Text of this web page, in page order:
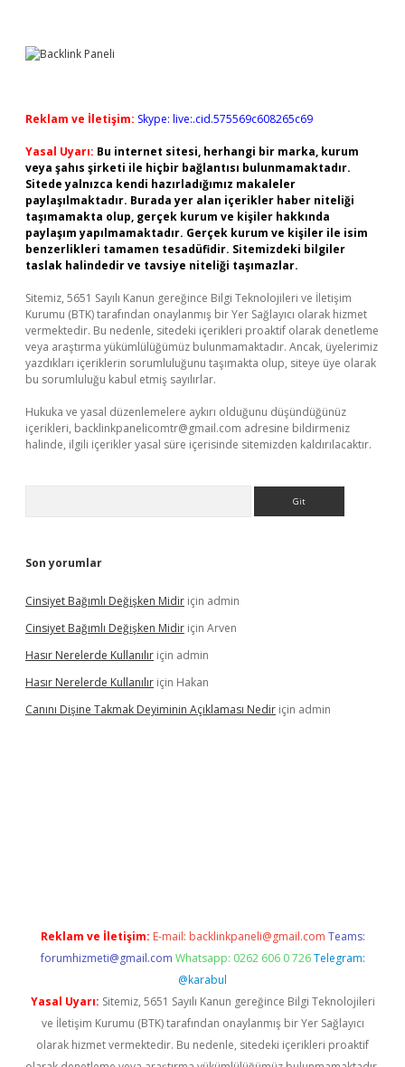
Reklam ve İletişim: Skype: live:.cid.575569c608265c69
Yasal Uyarı: Bu internet sitesi, herhangi bir marka, kurum
veya şahıs şirketi ile hiçbir bağlantısı bulunmamaktadır.
Sitede yalnızca kendi hazırladığımız makaleler
paylaşılmaktadır. Burada yer alan içerikler haber niteliği
taşımamakta olup, gerçek kurum ve kişiler hakkında
paylaşım yapılmamaktadır. Gerçek kurum ve kişiler ile isim
benzerlikleri tamamen tesadüfidir. Sitemizdeki bilgiler
taslak halindedir ve tavsiye niteliği taşımazlar.
Sitemiz, 5651 Sayılı Kanun gereğince Bilgi Teknolojileri ve İletişim
Kurumu (BTK) tarafından onaylanmış bir Yer Sağlayıcı olarak hizmet
vermektedir. Bu nedenle, sitedeki içerikleri proaktif olarak denetleme
veya araştırma yükümlülüğümüz bulunmamaktadır. Ancak, üyelerimiz
yazdıkları içeriklerin sorumluluğunu taşımakta olup, siteye üye olarak
bu sorumluluğu kabul etmiş sayılırlar.
Hukuka ve yasal düzenlemelere aykırı olduğunu düşündüğünüz
içerikleri, backlinkpanelicomtr@gmail.com adresine bildirmeniz
halinde, ilgili içerikler yasal süre içerisinde sitemizden kaldırılacaktır.
Son yorumlar
Cinsiyet Bağımlı Değişken Midir için admin
Cinsiyet Bağımlı Değişken Midir için Arven
Hasır Nerelerde Kullanılır için admin
Hasır Nerelerde Kullanılır için Hakan
Canını Dişine Takmak Deyiminin Açıklaması Nedir için admin
Reklam ve İletişim: E-mail: backlinkpaneli@gmail.com Teams:
forumhizmeti@gmail.com Whatsapp: 0262 606 0 726 Telegram:
@karabul
Yasal Uyarı: Sitemiz, 5651 Sayılı Kanun gereğince Bilgi Teknolojileri
ve İletişim Kurumu (BTK) tarafından onaylanmış bir Yer Sağlayıcı
olarak hizmet vermektedir. Bu nedenle, sitedeki içerikleri proaktif